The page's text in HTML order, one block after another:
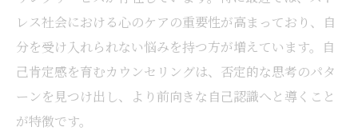
レス社会における心のケアの重要性が高まっており、自
分を受け入れられない悩みを持つ方が増えています。自
己肯定感を育むカウンセリングは、否定的な思考のパタ
ーンを見つけ出し、より前向きな自己認識へと導くこと
が特徴です。